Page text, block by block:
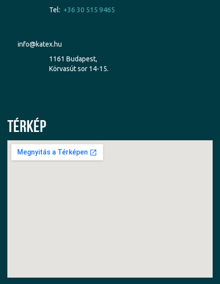
Tel: +36 30 515 9465
info@katex.hu
1161 Budapest,
Körvasút sor 14-15.
Térkép